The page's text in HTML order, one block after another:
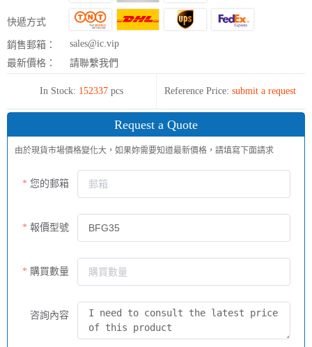
快遞方式
銷售郵箱：
sales@ic.vip
最新價格：
請聯繫我們
In Stock: 152337 pcs Reference Price: submit a request
Request a Quote
由於現貨市場價格變化大，如果妳需要知道最新價格，請填寫下面請求
您的郵箱
報價型號
購買數量
咨詢內容